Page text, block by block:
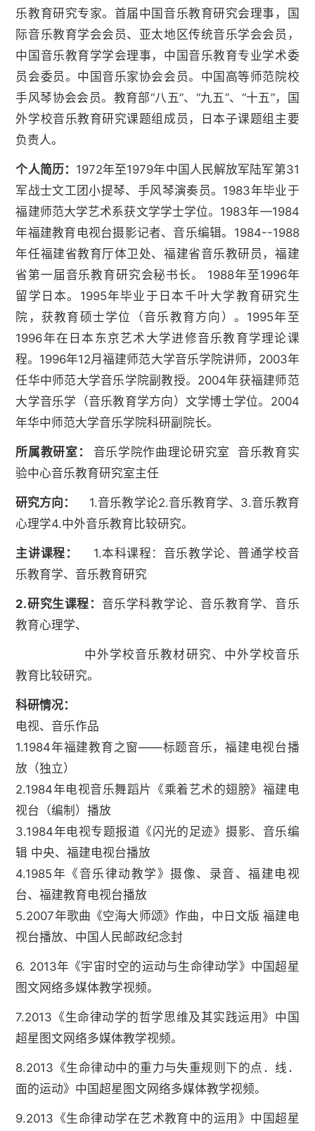
乐教育研究专家。首届中国音乐教育研究会理事，国
际音乐教育学会会员、亚太地区传统音乐学会会员，
中国音乐教育学学会理事，中国音乐教育专业学术委
员会委员。中国音乐家协会会员。中国高等师范院校
手风琴协会会员。教育部“八五”、“九五”、“十五”，国
外学校音乐教育研究课题组成员，日本子课题组主要
负责人。
个人简历： 1972年至1979年中国人民解放军陆军第31
军战士文工团小提琴、手风琴演奏员。1983年毕业于
福建师范大学艺术系获文学学士学位。1983年—1984
年福建教育电视台摄影记者、音乐编辑。1984--1988
年任福建省教育厅体卫处、福建省音乐教研员，福建
省第一届音乐教育研究会秘书长。 1988年至1996年
留学日本。1995年毕业于日本千叶大学教育研究生
院，获教育硕士学位（音乐教育方向）。1995年至
1996年在日本东京艺术大学进修音乐教育学理论课
程。1996年12月福建师范大学音乐学院讲师，2003年
任华中师范大学音乐学院副教授。2004年获福建师范
大学音乐学（音乐教育学方向）文学博士学位。2004
年华中师范大学音乐学院科研副院长。
所属教研室： 音乐学院作曲理论研究室 音乐教育实
验中心音乐教育研究室主任
研究方向：
1.音乐教学论2.音乐教育学、3.音乐教育
心理学4.中外音乐教育比较研究。
主讲课程：
1.本科课程：音乐教学论、普通学校音
乐教育学、音乐教育研究
2.研究生课程： 音乐学科教学论、音乐教育学、音乐
教育心理学、
中外学校音乐教材研究、中外学校音乐
教育比较研究。
科研情况：
电视、音乐作品
1.1984年福建教育之窗——标题音乐，福建电视台播
放（独立）
2.1984年电视音乐舞蹈片《乘着艺术的翅膀》福建电
视台（编制）播放
3.1984年电视专题报道《闪光的足迹》摄影、音乐编
辑 中央、福建电视台播放
4.1985年《音乐律动教学》摄像、录音、福建电视
台、福建教育电视台播放
5.2007年歌曲《空海大师颂》作曲，中日文版 福建电
视台播放、中国人民邮政纪念封
6. 2013年《宇宙时空的运动与生命律动学》中国超星
图文网络多媒体教学视频。
7.2013《生命律动学的哲学思维及其实践运用》中国
超星图文网络多媒体教学视频。
8.2013《生命律动中的重力与失重规则下的点．线．
面的运动》中国超星图文网络多媒体教学视频。
9.2013《生命律动学在艺术教育中的运用》中国超星